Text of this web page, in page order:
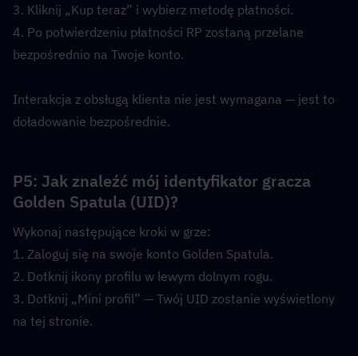
3. Kliknij „Kup teraz” i wybierz metodę płatności.
4. Po potwierdzeniu płatności RP zostaną przelane
bezpośrednio na Twoje konto.
Interakcja z obsługą klienta nie jest wymagana — jest to
doładowanie bezpośrednie.
P5: Jak znaleźć mój identyfikator gracza
Golden Spatula (UID)?
Wykonaj następujące kroki w grze:
1. Zaloguj się na swoje konto Golden Spatula.
2. Dotknij ikony profilu w lewym dolnym rogu.
3. Dotknij „Mini profil” — Twój UID zostanie wyświetlony
na tej stronie.